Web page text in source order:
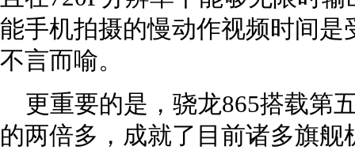
能手机拍摄的慢动作视频时间是
不言而喻。
更重要的是，骁龙865搭载第
的两倍多，成就了目前诸多旗